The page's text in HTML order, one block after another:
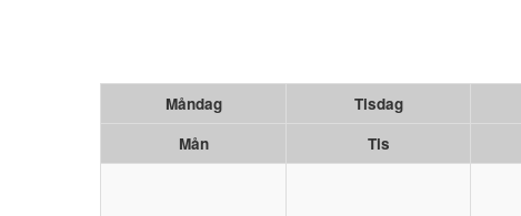
Måndag Tisdag
Mån
Tis